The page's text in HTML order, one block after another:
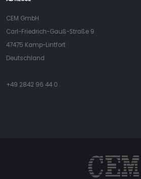
CEM GmbH
Carl-Friedrich-Gauß-Straße 9
47475 Kamp-Lintfort
Deutschland
+49 2842 96 44 0